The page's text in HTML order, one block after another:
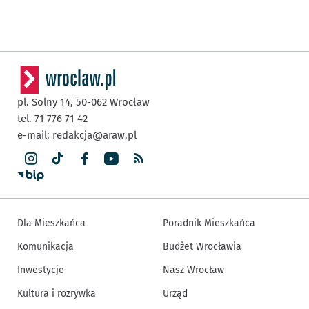
pl. Solny 14, 50-062 Wrocław
tel. 71 776 71 42
e-mail: redakcja@araw.pl
Dla Mieszkańca
Komunikacja
Inwestycje
Kultura i rozrywka
Poradnik Mieszkańca
Budżet Wrocławia
Nasz Wrocław
Urząd